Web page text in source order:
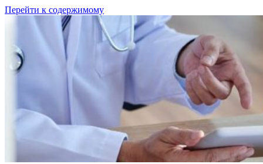
Перейти к содержимому